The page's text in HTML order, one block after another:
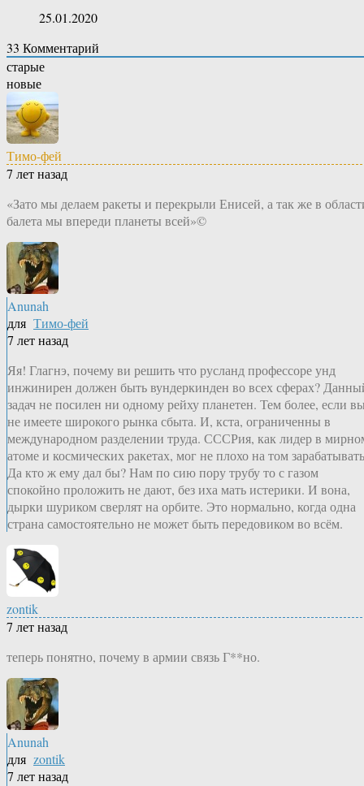
25.01.2020
33 Комментарий
старые
новые
Тимо-фей
7 лет назад
«Зато мы делаем ракеты и перекрыли Енисей, а так же в
балета мы впереди планеты всей»©
Anunah
для Тимо-фей
7 лет назад
Яя! Глагнэ, почему ви решить что русланд профессоре унд
инжинирен должен быть вундеркинден во всех сферах?
задач не посилен ни одному рейху планетен. Тем более, если
не имеете широкого рынка сбыта. И, кста, ограниченны в
международном разделении труда. СССРия, как лидер в
атоме и космических ракетах, мог не плохо на том
Да кто ж ему дал бы? Нам по сию пору трубу то с газом
спокойно проложить не дают, без иха мать истерики. И вона,
дырки шуриком сверлят на орбите. Это нормально, когда одна
страна самостоятельно не может быть передовиком во всём.
zontik
7 лет назад
теперь понятно, почему в армии связь Г**но.
Anunah
для zontik
7 лет назад